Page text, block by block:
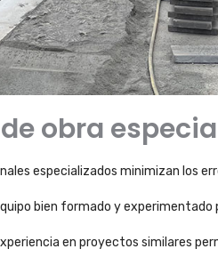
obra
especializados minimizan los
bien formado y experimentado
en proyectos similares